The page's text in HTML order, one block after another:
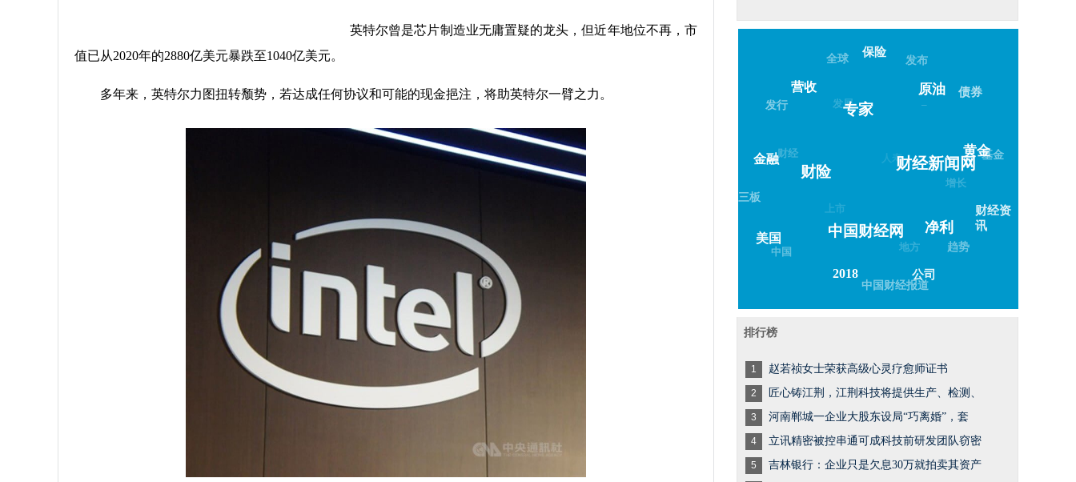
英特尔曾是芯片制造业无庸置疑的龙头，但近年地位不再，市
值已从2020年的2880亿美元暴跌至1040亿美元。
多年来，英特尔力图扭转颓势，若达成任何协议和可能的现金挹注，将助英特尔一臂之力。
美国
2018
中国财经网
财险
金融
三板
中国
中国财经报道
公司
净利
财经新闻网
专家
营收
发行
财经
上市
地方 趋势
财经资
讯
黄金
原油
保险
全球
发展
人寿
增长
基金
债券
发布
–
排行榜
1 赵若祯女士荣获高级心灵疗愈师证书
2 匠心铸江荆，江荆科技将提供生产、检测、
3 河南郸城一企业大股东设局“巧离婚”，套
4 立讯精密被控串通可成科技前研发团队窃密
5 吉林银行：企业只是欠息30万就拍卖其资产